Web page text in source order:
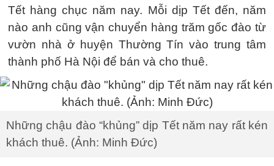
Tết hàng chục năm nay. Mỗi dịp Tết đến, năm
nào anh cũng vận chuyển hàng trăm gốc đào từ
vườn nhà ở huyện Thường Tín vào trung tâm
thành phố Hà Nội để bán và cho thuê.
Những chậu đào “khủng” dịp Tết năm nay rất kén
khách thuê. (Ảnh: Minh Đức)